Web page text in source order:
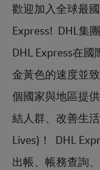
歡迎加入全球最
Express!  DHL集
DHL Express在
金黃色的速度並
個國家與地區提
結人群、改善生
Lives)！  DHL
出帳、帳務查詢